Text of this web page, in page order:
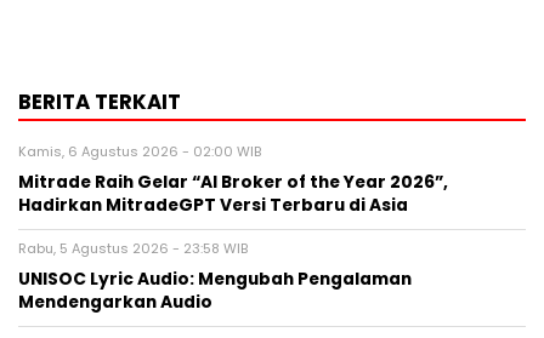
BERITA TERKAIT
Kamis, 6 Agustus 2026 - 02:00 WIB
Mitrade Raih Gelar “AI Broker of the Year 2026”,
Hadirkan MitradeGPT Versi Terbaru di Asia
Rabu, 5 Agustus 2026 - 23:58 WIB
UNISOC Lyric Audio: Mengubah Pengalaman
Mendengarkan Audio